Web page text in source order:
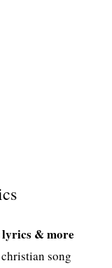
lyrics & more
song